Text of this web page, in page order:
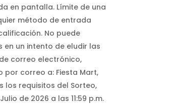
en pantalla. Límite de una
método de entrada
No puede
un intento de eludir las
de correo electrónico,
correo a: Fiesta Mart,
los requisitos del Sorteo,
de 2026 a las 11:59 p.m.